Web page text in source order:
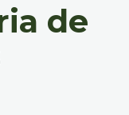
de